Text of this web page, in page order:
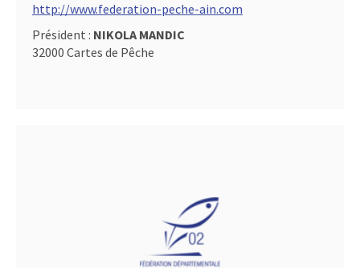
http://www.federation-peche-ain.com
Président : NIKOLA MANDIC
32000 Cartes de Pêche